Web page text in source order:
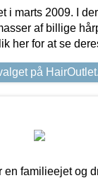
i marts 2009. I
af billige
her for at se
på
en familieejet og